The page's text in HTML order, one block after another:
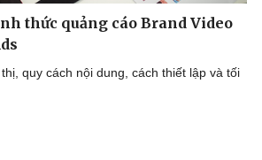
thức quảng cáo Brand Video
quy cách nội dung, cách thiết lập và tối